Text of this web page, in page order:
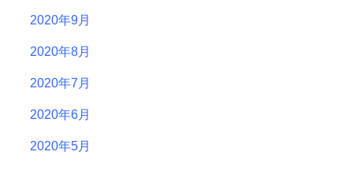
2020年9月
2020年8月
2020年7月
2020年6月
2020年5月